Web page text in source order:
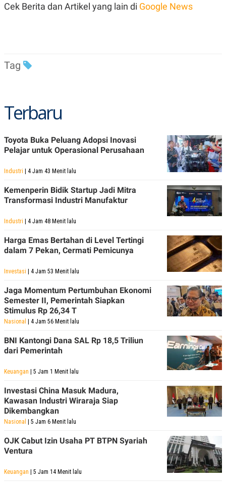
AV
N
G
D
.
I
SITEMAPPROFILETERM
OF
PEDOMAN
SIBER
PRIVACY
Cek Berita dan Artikel yang lain di Google News
Tag
Terbaru
Toyota Buka Peluang Adopsi Inovasi
Pelajar untuk Operasional Perusahaan
Industri | 4 Jam 43 Menit lalu
Kemenperin Bidik Startup Jadi Mitra
Transformasi Industri Manufaktur
Industri | 4 Jam 48 Menit lalu
Harga Emas Bertahan di Level Tertingi
dalam 7 Pekan, Cermati Pemicunya
Investasi | 4 Jam 53 Menit lalu
Jaga Momentum Pertumbuhan Ekonomi
Semester II, Pemerintah Siapkan
Stimulus Rp 26,34 T
Nasional | 4 Jam 56 Menit lalu
BNI Kantongi Dana SAL Rp 18,5 Triliun
dari Pemerintah
Keuangan | 5 Jam 1 Menit lalu
Investasi China Masuk Madura,
Kawasan Industri Wiraraja Siap
Dikembangkan
Nasional | 5 Jam 6 Menit lalu
OJK Cabut Izin Usaha PT BTPN Syariah
Ventura
Keuangan | 5 Jam 14 Menit lalu